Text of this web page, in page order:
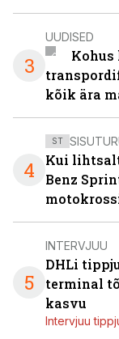
3
UUDISED
kõik ära
4
ST
Kui
Benz
5
INTERVJUU
DHLi
terminal
kasvu
Intervjuu